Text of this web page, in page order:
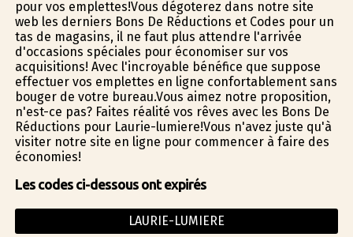
pour vos emplettes!Vous dégoterez dans notre site
web les derniers Bons De Réductions et Codes pour un
tas de magasins, il ne faut plus attendre l'arrivée
d'occasions spéciales pour économiser sur vos
acquisitions! Avec l'incroyable bénéfice que suppose
effectuer vos emplettes en ligne confortablement sans
bouger de votre bureau.Vous aimez notre proposition,
n'est-ce pas? Faites réalité vos rêves avec les Bons De
Réductions pour Laurie-lumiere!Vous n'avez juste qu'à
visiter notre site en ligne pour commencer à faire des
économies!
Les codes ci-dessous ont expirés
LAURIE-LUMIERE